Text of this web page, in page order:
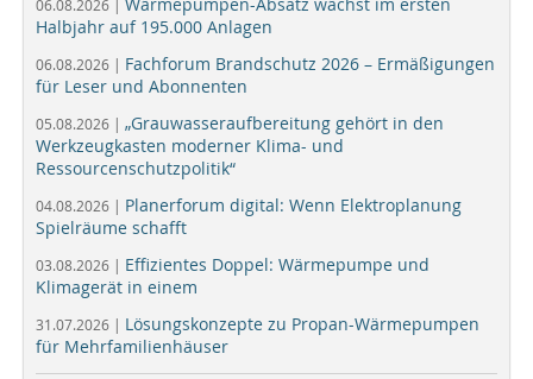
06.08.2026 | Wärmepumpen-Absatz wächst im ersten
Halbjahr auf 195.000 Anlagen
06.08.2026 | Fachforum Brandschutz 2026 – Ermäßigungen
für Leser und Abonnenten
05.08.2026 | „Grauwasseraufbereitung gehört in den
Werkzeugkasten moderner Klima- und
Ressourcenschutzpolitik“
04.08.2026 | Planerforum digital: Wenn Elektroplanung
Spielräume schafft
03.08.2026 | Effizientes Doppel: Wärmepumpe und
Klimagerät in einem
31.07.2026 | Lösungskonzepte zu Propan-Wärmepumpen
für Mehrfamilienhäuser